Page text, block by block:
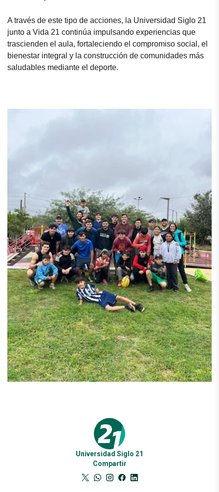
A través de este tipo de acciones, la Universidad Siglo 21
junto a Vida 21 continúa impulsando experiencias que
trascienden el aula, fortaleciendo el compromiso social, el
bienestar integral y la construcción de comunidades más
saludables mediante el deporte.
Universidad Siglo 21
Compartir